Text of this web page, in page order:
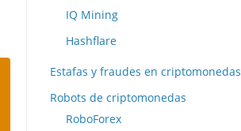
IQ Mining
Hashflare
Estafas y fraudes en criptomonedas
Robots de criptomonedas
RoboForex